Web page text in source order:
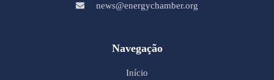
news@energychamber.org
Navegação
Início